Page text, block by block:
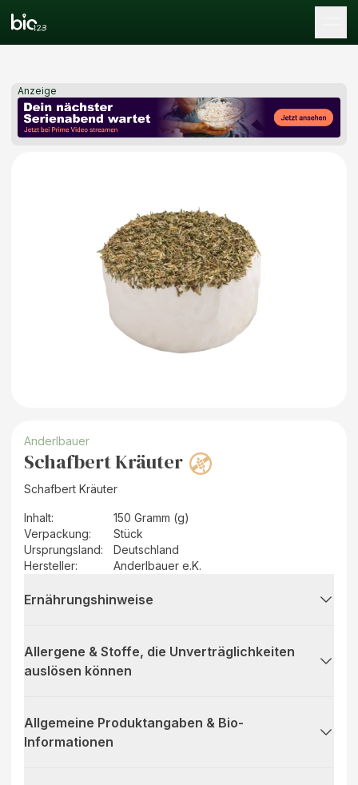
Anzeige
Anderlbauer
Schafbert Kräuter
Schafbert Kräuter
Inhalt:
150 Gramm (g)
Verpackung:
Stück
Ursprungsland:
Deutschland
Hersteller: Anderlbauer e.K.
Ernährungshinweise
Allergene & Stoffe, die Unverträglichkeiten
auslösen können
Allgemeine Produktangaben & Bio-
Informationen